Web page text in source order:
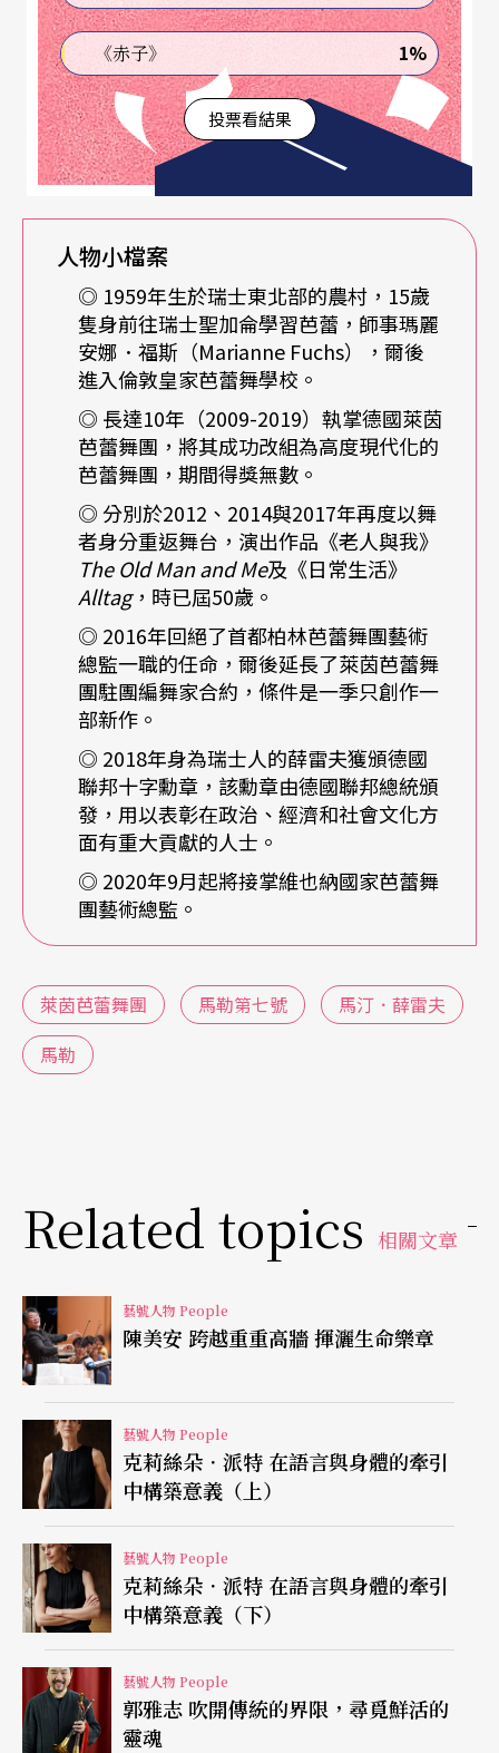
有任何藝術與人文背景，父親反對他成為舞者，僅
僅因為一個走進芭蕾舞學校的意外，便取得了舞蹈
獎學金，以十八歲之齡便成為專業芭蕾舞者並隨著
舞團四處巡迴，最遙遠，到過加拿大，也到過中
國。中間兩度感覺迷惘，短暫停止了跳舞，遂又返
回了舞蹈，成為專業舞蹈教師。爾後，受聘為伯恩
城市劇院的芭蕾編舞者，也正式開始「練習」編
舞，開啟了至今未輟的創作生涯。他不斷挑戰芭
蕾，甚或古典音樂這個古老技藝的創作框架，使之
更親近當代觀眾。他說，他從未強求過這一切。
「若這是個看來很成功的人生，大概只是因為我一
直在這條路上直線前進著。」在訪談中，溫文儒雅
的薛雷夫絲毫沒有任何倨傲與姿態，與人親近大約
也是他工作時的特性，同時在所有跟舞蹈有關的自
述中，都可以感覺到他的執著。問及在德國工作已
逾廿個年頭，是否有過異鄉人的感覺？薛雷夫微笑
描述：「我們瑞士人在語言表達上比較不直接，即
便緩慢也能逐步表達完整。這不總是好事，我們的
婉轉是建立在比較敏感的內在，不管好的或壞的，
就是不輕易表現出來。德國（的工作與生活）促使
我成為一個正面意義上更為誠懇的人及藝術工作
者。並不是說瑞士人就比較投機或不誠懇，這也絕
非我要表達的意思，只是在這方面我改變了非常
多。」
以工藝精神為底蘊的創作之路
成長的，這樣的性格影響著他對舞蹈的觀感，以及
的要求，至少在當你想要在一定的高度上，去深入
且密集地去掌握它的時候。它必須在形式，技巧和
情感之中，找到相互間的平等。」
為何是芭蕾？當代舞蹈在歐洲處於不斷更迭翻新的
局面，概念舞蹈與即興、視覺和裝置藝術的跨域結
合，甚至是走出劇場空間的環境劇場、限地創作等
等。對此，身為一個芭蕾舞團的編舞家與藝術總
監，是否也有躍躍欲試其他舞蹈形式的時候？薛雷
夫說：「興趣當然是有的，這不在話下。」隨即便
進入長達十秒鐘的沉默，爾後，他緩緩描述自己一
路的經驗：萊茵歌劇院對於自由舞台的創作者也是
《赤子》 1%
投票看結果
人物小檔案
◎ 1959年生於瑞士東北部的農村，15歲
隻身前往瑞士聖加侖學習芭蕾，師事瑪麗
安娜．福斯（Marianne Fuchs），爾後
進入倫敦皇家芭蕾舞學校。
◎ 長達10年（2009-2019）執掌德國萊茵
芭蕾舞團，將其成功改組為高度現代化的
芭蕾舞團，期間得獎無數。
◎ 分別於2012、2014與2017年再度以舞
者身分重返舞台，演出作品《老人與我》
The Old Man and Me及《日常生活》
Alltag，時已屆50歲。
◎ 2016年回絕了首都柏林芭蕾舞團藝術
總監一職的任命，爾後延長了萊茵芭蕾舞
團駐團編舞家合約，條件是一季只創作一
部新作。
◎ 2018年身為瑞士人的薛雷夫獲頒德國
聯邦十字勳章，該勳章由德國聯邦總統頒
發，用以表彰在政治、經濟和社會文化方
面有重大貢獻的人士。
◎ 2020年9月起將接掌維也納國家芭蕾舞
團藝術總監。
萊茵芭蕾舞團 馬勒第七號
馬汀．薛雷夫
馬勒
Related topics 相關文章
藝號人物 People
陳美安 跨越重重高牆 揮灑生命樂章
藝號人物 People
克莉絲朵．派特 在語言與身體的牽引
中構築意義（上）
藝號人物 People
克莉絲朵．派特 在語言與身體的牽引
中構築意義（下）
藝號人物 People
郭雅志 吹開傳統的界限，尋覓鮮活的
靈魂